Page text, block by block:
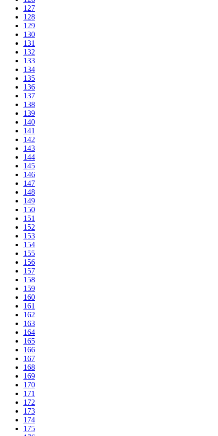
127
128
129
130
131
132
133
134
135
136
137
138
139
140
141
142
143
144
145
146
147
148
149
150
151
152
153
154
155
156
157
158
159
160
161
162
163
164
165
166
167
168
169
170
171
172
173
174
175